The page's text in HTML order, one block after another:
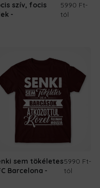
szív, focis
5990 Ft-
tól
sem tökéletes
Barcelona
5990 Ft-
tól